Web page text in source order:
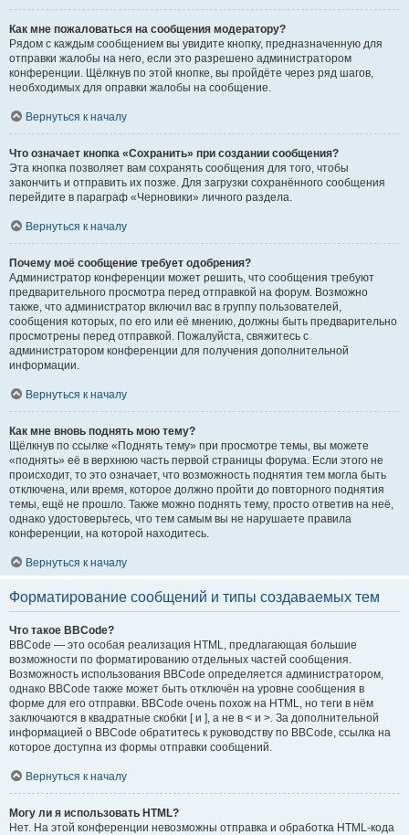
Как мне пожаловаться на сообщения модератору?
Рядом с каждым сообщением вы увидите кнопку, предназначенную для
отправки жалобы на него, если это разрешено администратором
конференции. Щёлкнув по этой кнопке, вы пройдёте через ряд шагов,
необходимых для оправки жалобы на сообщение.
Вернуться к началу
Что означает кнопка «Сохранить» при создании сообщения?
Эта кнопка позволяет вам сохранять сообщения для того, чтобы
закончить и отправить их позже. Для загрузки сохранённого сообщения
перейдите в параграф «Черновики» личного раздела.
Вернуться к началу
Почему моё сообщение требует одобрения?
Администратор конференции может решить, что сообщения требуют
предварительного просмотра перед отправкой на форум. Возможно
также, что администратор включил вас в группу пользователей,
сообщения которых, по его или её мнению, должны быть предварительно
просмотрены перед отправкой. Пожалуйста, свяжитесь с
администратором конференции для получения дополнительной
информации.
Вернуться к началу
Как мне вновь поднять мою тему?
Щёлкнув по ссылке «Поднять тему» при просмотре темы, вы можете
«поднять» её в верхнюю часть первой страницы форума. Если этого не
происходит, то это означает, что возможность поднятия тем могла быть
отключена, или время, которое должно пройти до повторного поднятия
темы, ещё не прошло. Также можно поднять тему, просто ответив на неё,
однако удостоверьтесь, что тем самым вы не нарушаете правила
конференции, на которой находитесь.
Вернуться к началу
Форматирование сообщений и типы создаваемых тем
Что такое BBCode?
BBCode — это особая реализация HTML, предлагающая большие
возможности по форматированию отдельных частей сообщения.
Возможность использования BBCode определяется администратором,
однако BBCode также может быть отключён на уровне сообщения в
форме для его отправки. BBCode очень похож на HTML, но теги в нём
заключаются в квадратные скобки [ и ], а не в < и >. За дополнительной
информацией о BBCode обратитесь к руководству по BBCode, ссылка на
которое доступна из формы отправки сообщений.
Вернуться к началу
Могу ли я использовать HTML?
Нет. На этой конференции невозможны отправка и обработка HTML-кода